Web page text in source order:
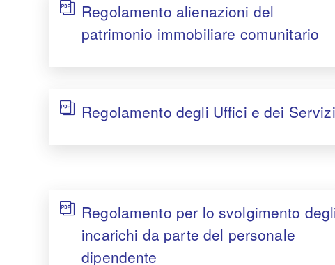
Regolamento alienazioni del
patrimonio immobiliare comunitario
Regolamento degli Uffici e dei Servizi
Regolamento per lo svolgimento
incarichi da parte del personale
dipendente